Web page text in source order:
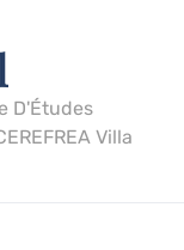
D'Études
Villa